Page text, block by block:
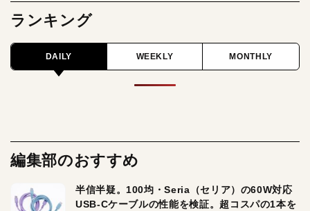
ランキング
DAILY WEEKLY MONTHLY
編集部のおすすめ
半信半疑。100均・Seria（セリア）の60W対応
USB-Cケーブルの性能を検証。超コスパの1本を